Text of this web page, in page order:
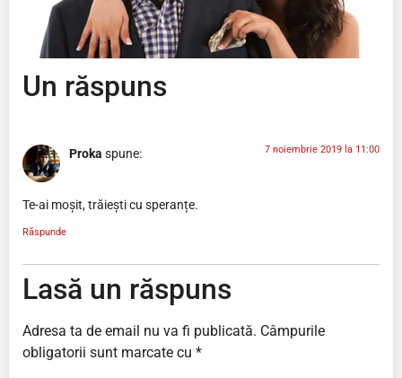
Un răspuns
Proka spune: 7 noiembrie 2019 la 11:00
Te-ai moșit, trăiești cu speranțe.
Răspunde
Lasă un răspuns
Adresa ta de email nu va fi publicată. Câmpurile
obligatorii sunt marcate cu *